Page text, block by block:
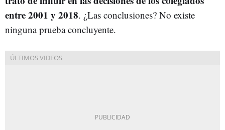
entre 2001 y 2018. ¿Las conclusiones? No existe
ninguna prueba concluyente.